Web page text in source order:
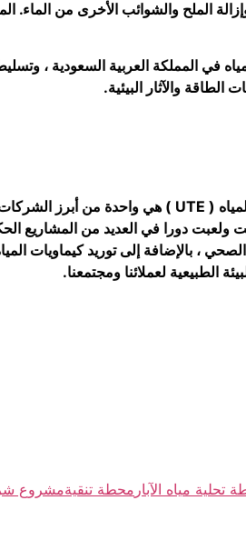
الملح والشوائب الأخرى من الماء.
في المملكة العربية السعودية ،
الطاقة والآثار البيئية.
1. تأسست في عام 2018 وساهمت ولعبت دورا
، بالإضافة إلى توريد كيماويات
لعملائنا ومجتمعنا.
تحلية مياه الآبار محطة تنقيةمشروع